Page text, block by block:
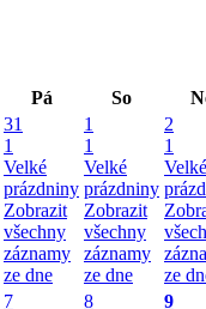
Pá So
31
1
Velké
prázdniny
Zobrazit
všechny
záznamy
ze dne
1
1
Velké
prázdniny
Zobrazit
všechny
záznamy
ze dne
2
1
Velké
ze
7
8
9